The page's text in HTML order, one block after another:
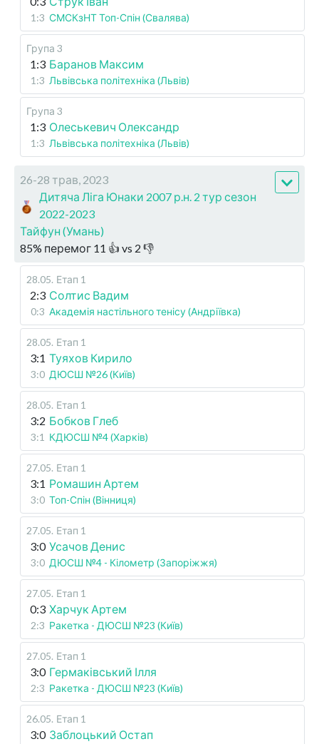
1:3 СМСКзНТ Топ-Спін (Свалява)
Група 3
1:3 Баранов Максим
1:3 Львівська політехніка (Львів)
Група 3
1:3 Олеськевич Олександр
1:3 Львівська політехніка (Львів)
26-28 трав, 2023
Дитяча Ліга Юнаки 2007 р.н. 2 тур сезон
2022-2023
Тайфун (Умань)
85% перемог 11 👍 vs 2 👎
28.05. Етап 1
2:3 Солтис Вадим
0:3 Академія настільного тенісу (Андріївка)
28.05. Етап 1
3:1 Туяхов Кирило
3:0 ДЮСШ №26 (Київ)
28.05. Етап 1
3:2 Бобков Глеб
3:1 КДЮСШ №4 (Харків)
27.05. Етап 1
3:1 Ромашин Артем
3:0 Топ-Спін (Вінниця)
27.05. Етап 1
3:0 Усачов Денис
3:0 ДЮСШ №4 - Кілометр (Запоріжжя)
27.05. Етап 1
0:3 Харчук Артем
2:3 Ракетка - ДЮСШ №23 (Київ)
27.05. Етап 1
3:0 Гермаківський Ілля
2:3 Ракетка - ДЮСШ №23 (Київ)
26.05. Етап 1
3:0 Заблоцький Остап